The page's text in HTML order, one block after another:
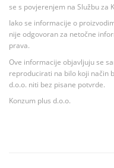
se s povjerenjem na Službu za
Iako se informacije o
nije odgovoran za netočne
prava.
Ove informacije objavljuju se
reproducirati na bilo koji način
d.o.o. niti bez pisane potvrde.
Konzum plus d.o.o.